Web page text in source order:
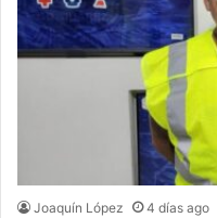
Joaquín López 4 días ago